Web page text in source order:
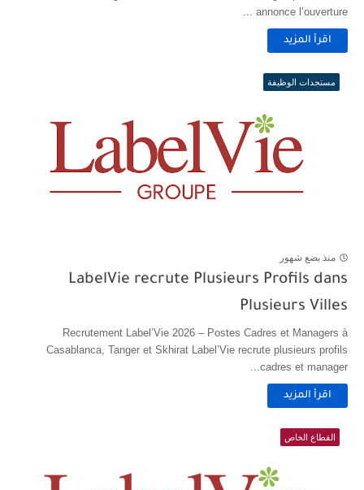
annonce l’ouverture ...
اقرأ المزيد
مستجدات الوظيفة
منذ بضع شهور
LabelVie recrute Plusieurs Profils dans
Plusieurs Villes
Recrutement Label’Vie 2026 – Postes Cadres et Managers à
Casablanca, Tanger et Skhirat Label’Vie recrute plusieurs profils
cadres et manager...
اقرأ المزيد
القطاع الخاص